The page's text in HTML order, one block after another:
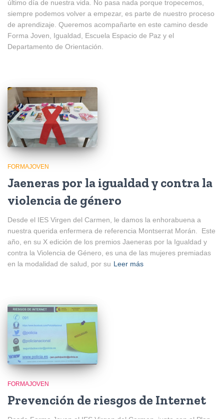
último día de nuestra vida. No pasa nada porque tropecemos,
siempre podemos volver a empezar, es parte de nuestro proceso
de aprendizaje. Queremos acompañarte en este camino desde
Forma Joven, Igualdad, Escuela Espacio de Paz y el
Departamento de Orientación.
FORMAJOVEN
Jaeneras por la igualdad y contra la
violencia de género
Desde el IES Virgen del Carmen, le damos la enhorabuena a
nuestra querida enfermera de referencia Montserrat Morán. Este
año, en su X edición de los premios Jaeneras por la Igualdad y
contra la Violencia de Género, es una de las mujeres premiadas
en la modalidad de salud, por su Leer más
FORMAJOVEN
Prevención de riesgos de Internet